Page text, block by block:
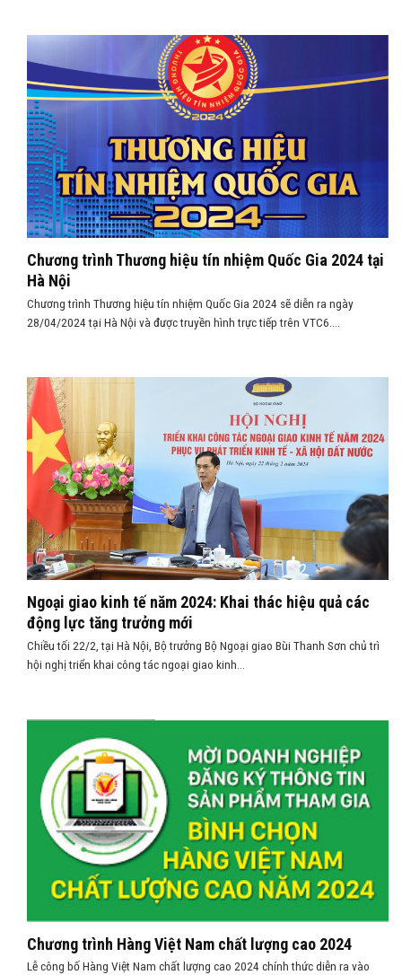
Chương trình Thương hiệu tín nhiệm Quốc Gia 2024 tại
Hà Nội
Chương trình Thương hiệu tín nhiệm Quốc Gia 2024 sẽ diễn ra ngày
28/04/2024 tại Hà Nội và được truyền hình trực tiếp trên VTC6....
Ngoại giao kinh tế năm 2024: Khai thác hiệu quả các
động lực tăng trưởng mới
Chiều tối 22/2, tại Hà Nội, Bộ trưởng Bộ Ngoại giao Bùi Thanh Sơn chủ trì
hội nghị triển khai công tác ngoại giao kinh...
Chương trình Hàng Việt Nam chất lượng cao 2024
Lễ công bố Hàng Việt Nam chất lượng cao 2024 chính thức diễn ra vào